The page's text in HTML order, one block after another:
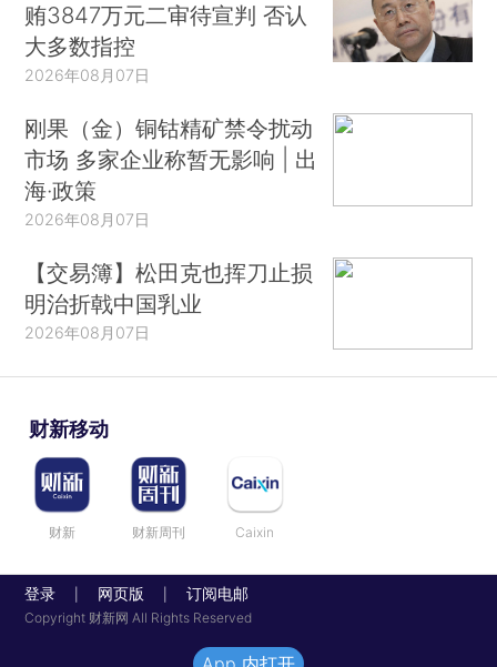
贿3847万元二审待宣判 否认
大多数指控
2026年08月07日
刚果（金）铜钴精矿禁令扰动
市场 多家企业称暂无影响 | 出
海·政策
2026年08月07日
【交易簿】松田克也挥刀止损
明治折戟中国乳业
2026年08月07日
财新移动
财新 财新周刊 Caixin
登录 网页版 订阅电邮
Copyright 财新网 All Rights Reserved